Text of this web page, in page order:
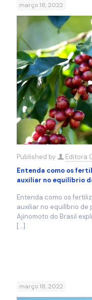
março 18, 2022
Published by
Editora
Entenda como os
auxiliar no equilíbrio
Entenda como os
auxiliar no equilíbrio de
Ajinomoto do Brasil
[…]
março 18, 2022